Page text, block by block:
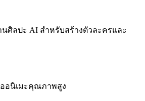
นศิลปะ AI สำหรับสร้างตัวละครและ
อนิเมะคุณภาพสูง